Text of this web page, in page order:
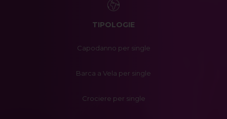
TIPOLOGIE
Capodanno per single
Barca a Vela per single
Crociere per single